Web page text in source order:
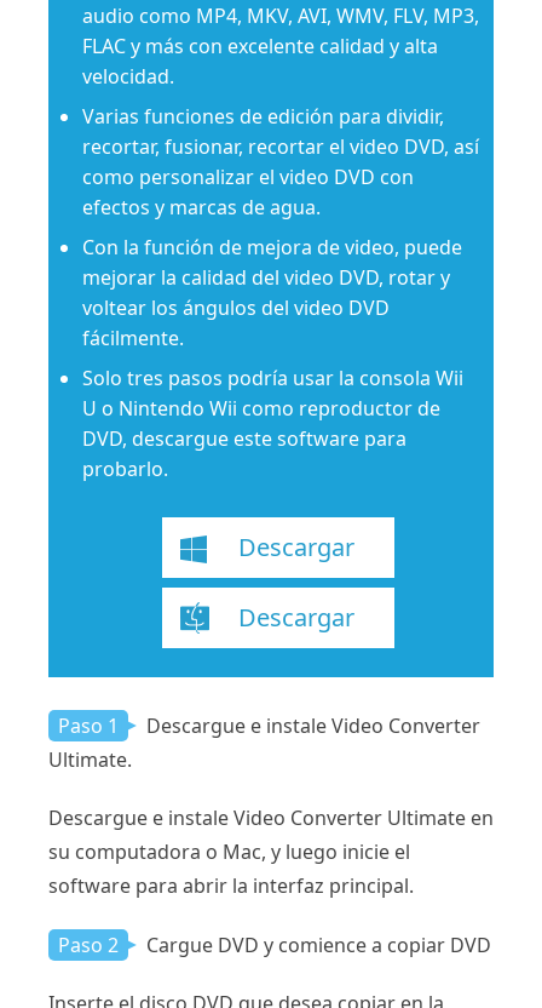
audio como MP4, MKV, AVI, WMV, FLV, MP3,
FLAC y más con excelente calidad y alta
velocidad.
Varias funciones de edición para dividir,
recortar, fusionar, recortar el video DVD, así
como personalizar el video DVD con
efectos y marcas de agua.
Con la función de mejora de video, puede
mejorar la calidad del video DVD, rotar y
voltear los ángulos del video DVD
fácilmente.
Solo tres pasos podría usar la consola Wii
U o Nintendo Wii como reproductor de
DVD, descargue este software para
probarlo.
Descargar
Descargar
Paso 1
Descargue e instale Video Converter
Ultimate.
Descargue e instale Video Converter Ultimate en
su computadora o Mac, y luego inicie el
software para abrir la interfaz principal.
Paso 2 Cargue DVD y comience a copiar DVD